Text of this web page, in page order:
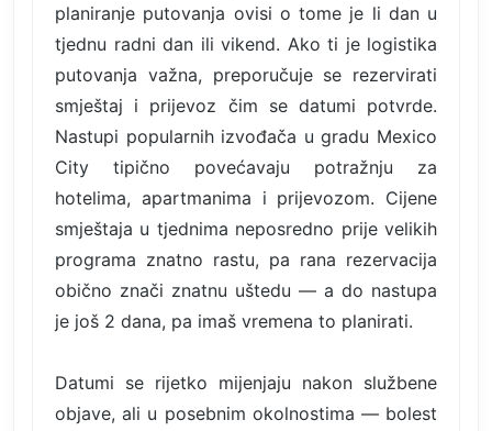
planiranje putovanja ovisi o tome je li dan u
tjednu radni dan ili vikend. Ako ti je logistika
putovanja važna, preporučuje se rezervirati
smještaj i prijevoz čim se datumi potvrde.
Nastupi popularnih izvođača u gradu Mexico
City tipično povećavaju potražnju za
hotelima, apartmanima i prijevozom. Cijene
smještaja u tjednima neposredno prije velikih
programa znatno rastu, pa rana rezervacija
obično znači znatnu uštedu — a do nastupa
je još 2 dana, pa imaš vremena to planirati.
Datumi se rijetko mijenjaju nakon službene
objave, ali u posebnim okolnostima — bolest